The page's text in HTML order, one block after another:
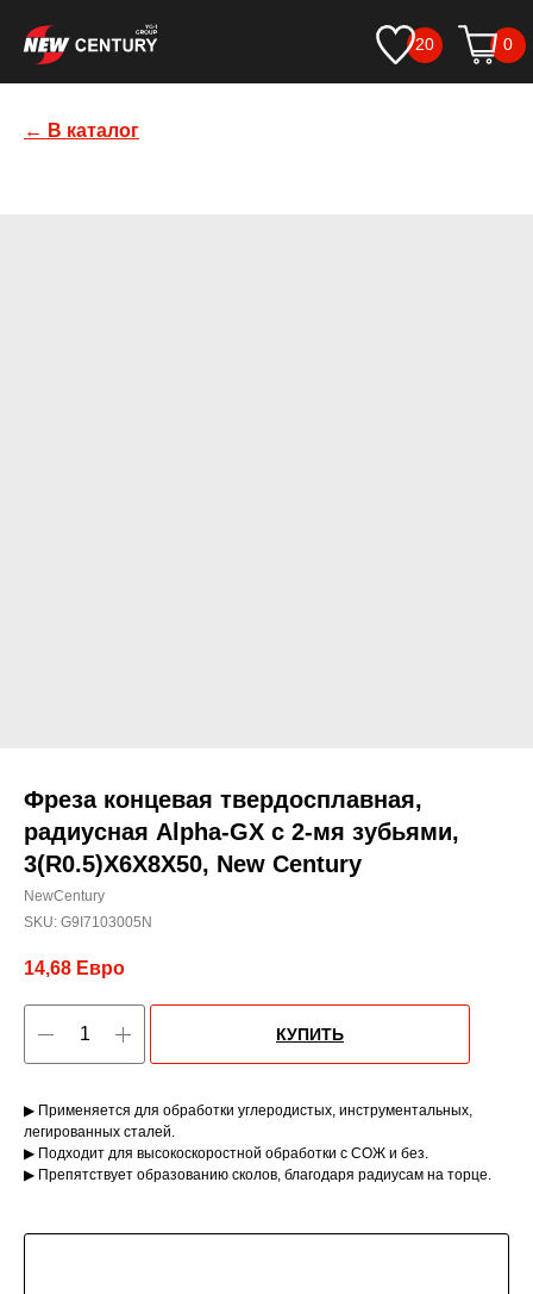
0
20
← В каталог
Фреза концевая твердосплавная,
радиусная Alpha-GX c 2-мя зубьями,
3(R0.5)X6X8X50, New Century
NewCentury
SKU: G9I7103005N
14,68 Евро
КУПИТЬ
▶ Применяется для обработки углеродистых, инструментальных,
легированных сталей.
▶ Подходит для высокоскоростной обработки с СОЖ и без.
▶ Препятствует образованию сколов, благодаря радиусам на торце.